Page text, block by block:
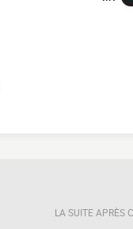
LA SUITE APRÈS